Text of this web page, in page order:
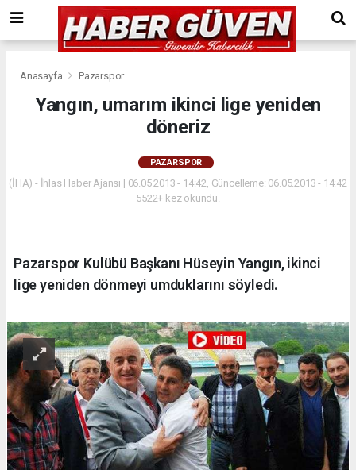
Anasayfa Pazarspor
Yangın, umarım ikinci lige yeniden
döneriz
PAZARSPOR
(İHA) - İhlas Haber Ajansı | 06.05.2013 - 14:42, Güncelleme: 06.05.2013 - 14:42
5522+ kez okundu.
Pazarspor Kulübü Başkanı Hüseyin Yangın, ikinci
lige yeniden dönmeyi umduklarını söyledi.